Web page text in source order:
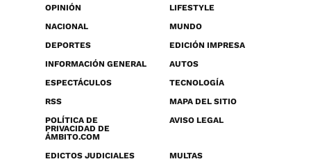
OPINIÓN
LIFESTYLE
NACIONAL
MUNDO
DEPORTES
EDICIÓN IMPRESA
INFORMACIÓN GENERAL
AUTOS
ESPECTÁCULOS
TECNOLOGÍA
RSS
MAPA DEL SITIO
POLÍTICA DE
PRIVACIDAD DE
ÁMBITO.COM
AVISO LEGAL
EDICTOS JUDICIALES MULTAS